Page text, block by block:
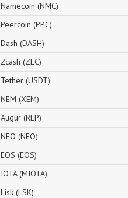
Namecoin (NMC)
Peercoin (PPC)
Dash (DASH)
Zcash (ZEC)
Tether (USDT)
NEM (XEM)
Augur (REP)
NEO (NEO)
EOS (EOS)
IOTA (MIOTA)
Lisk (LSK)